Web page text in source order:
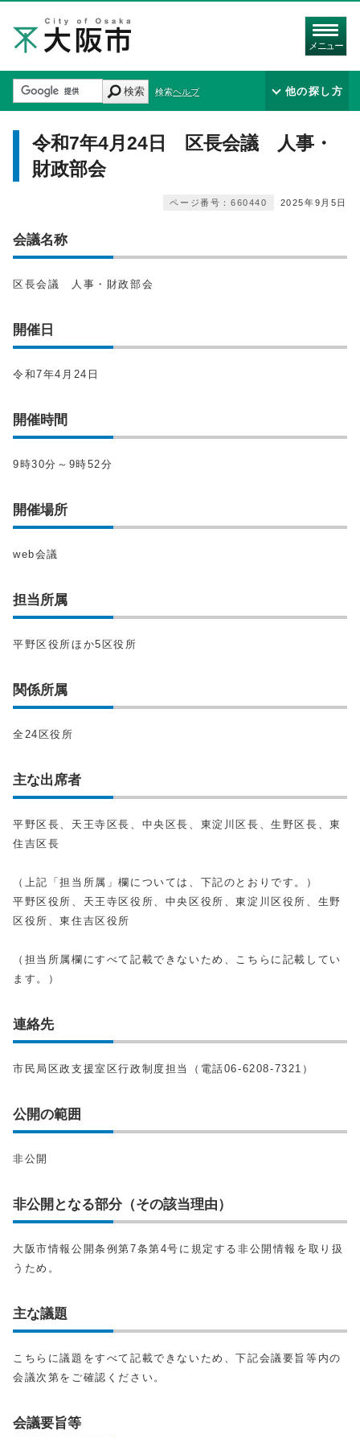
メニュー
検索 検索ヘルプ 他の探し方
令和7年4月24日 区長会議 人事・
財政部会
2025年9月5日
ページ番号：660440
会議名称
区長会議 人事・財政部会
開催日
令和7年4月24日
開催時間
9時30分～9時52分
開催場所
web会議
担当所属
平野区役所ほか5区役所
関係所属
全24区役所
主な出席者
平野区長、天王寺区長、中央区長、東淀川区長、生野区長、東
住吉区長
（上記「担当所属」欄については、下記のとおりです。）
平野区役所、天王寺区役所、中央区役所、東淀川区役所、生野
区役所、東住吉区役所
（担当所属欄にすべて記載できないため、こちらに記載してい
ます。）
連絡先
市民局区政支援室区行政制度担当（電話06‐6208‐7321）
公開の範囲
非公開
非公開となる部分（その該当理由）
大阪市情報公開条例第7条第4号に規定する非公開情報を取り扱
うため。
主な議題
こちらに議題をすべて記載できないため、下記会議要旨等内の
会議次第をご確認ください。
会議要旨等